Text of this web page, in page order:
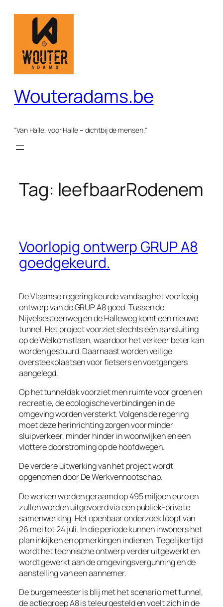
inhoud
Wouteradams.be
"Van Halle, voor Halle – dichtbij de mensen."
Tag: leefbaarRodenem
Voorlopig ontwerp GRUP A8
goedgekeurd.
De Vlaamse regering keurde vandaag het voorlopig
ontwerp van de GRUP A8 goed. Tussen de
Nijvelsesteenweg en de Halleweg komt een nieuwe
tunnel. Het project voorziet slechts één aansluiting
op de Welkomstlaan, waardoor het verkeer beter kan
worden gestuurd. Daarnaast worden veilige
oversteekplaatsen voor fietsers en voetgangers
aangelegd.
Op het tunneldak voorziet men ruimte voor groen en
recreatie, de ecologische verbindingen in de
omgeving worden versterkt. Volgens de regering
moet deze herinrichting zorgen voor minder
sluipverkeer, minder hinder in woonwijken en een
vlottere doorstroming op de hoofdwegen.
De verdere uitwerking van het project wordt
opgenomen door De Werkvennootschap.
De werken worden geraamd op 495 miljoen euro en
zullen worden uitgevoerd via een publiek-private
samenwerking. Het openbaar onderzoek loopt van
26 mei tot 24 juli. In die periode kunnen inwoners het
plan inkijken en opmerkingen indienen. Tegelijkertijd
wordt het technische ontwerp verder uitgewerkt en
wordt gewerkt aan de omgevingsvergunning en de
aanstelling van een aannemer.
De burgemeester is blij met het scenario met tunnel,
de actiegroep A8 is teleurgesteld en voelt zich in de